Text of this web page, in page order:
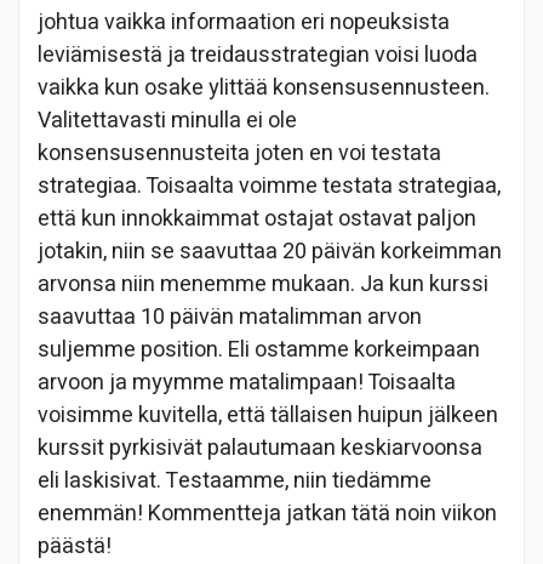
johtua vaikka informaation eri nopeuksista
leviämisestä ja treidausstrategian voisi luoda
vaikka kun osake ylittää konsensusennusteen.
Valitettavasti minulla ei ole
konsensusennusteita joten en voi testata
strategiaa. Toisaalta voimme testata strategiaa,
että kun innokkaimmat ostajat ostavat paljon
jotakin, niin se saavuttaa 20 päivän korkeimman
arvonsa niin menemme mukaan. Ja kun kurssi
saavuttaa 10 päivän matalimman arvon
suljemme position. Eli ostamme korkeimpaan
arvoon ja myymme matalimpaan! Toisaalta
voisimme kuvitella, että tällaisen huipun jälkeen
kurssit pyrkisivät palautumaan keskiarvoonsa
eli laskisivat. Testaamme, niin tiedämme
enemmän! Kommentteja jatkan tätä noin viikon
päästä!